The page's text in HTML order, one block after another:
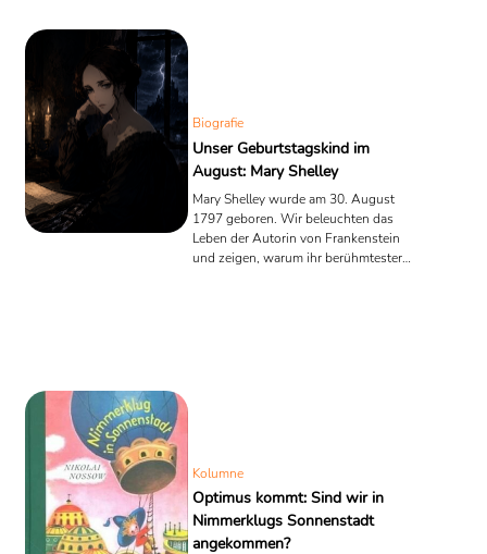
Biografie
Unser Geburtstagskind im
August: Mary Shelley
Mary Shelley wurde am 30. August
1797 geboren. Wir beleuchten das
Leben der Autorin von Frankenstein
und zeigen, warum ihr berühmtester
Kolumne
Optimus kommt: Sind wir in
Nimmerklugs Sonnenstadt
angekommen?